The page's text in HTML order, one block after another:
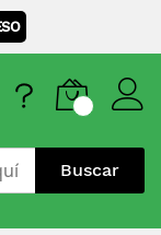
Buscar